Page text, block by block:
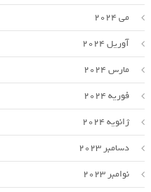
می 2024
آوریل 2024
مارس 2024
فوریه 2024
ژانویه 2024
دسامبر 2023
نوامبر 2023